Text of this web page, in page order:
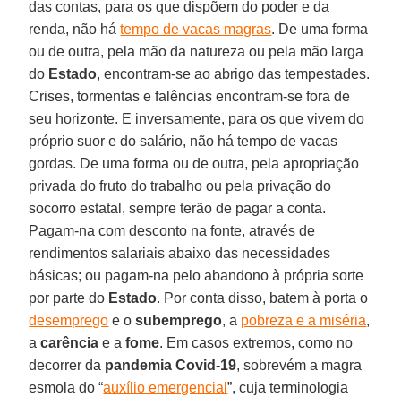
das contas, para os que dispõem do poder e da
renda, não hátempo de vacas magras. De uma forma
ou de outra, pela mão da natureza ou pela mão larga
do Estado, encontram-se ao abrigo das tempestades.
Crises, tormentas e falências encontram-se fora de
seu horizonte. E inversamente, para os que vivem do
próprio suor e do salário, não há tempo de vacas
gordas. De uma forma ou de outra, pela apropriação
privada do fruto do trabalho ou pela privação do
socorro estatal, sempre terão de pagar a conta.
Pagam-na com desconto na fonte, através de
rendimentos salariais abaixo das necessidades
básicas; ou pagam-na pelo abandono à própria sorte
por parte do Estado. Por conta disso, batem à porta o
desemprego e osubemprego, a pobreza e a miséria,
acarência e afome. Em casos extremos, como no
decorrer da pandemia Covid-19, sobrevém a magra
esmola do “auxílio emergencial”, cuja terminologia